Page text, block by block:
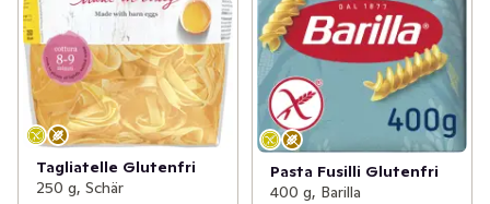
Tagliatelle Glutenfri
250 g, Schär
Pasta Fusilli Glutenfri
400 g, Barilla